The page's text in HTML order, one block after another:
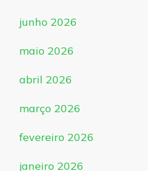
junho 2026
maio 2026
abril 2026
março 2026
fevereiro 2026
janeiro 2026